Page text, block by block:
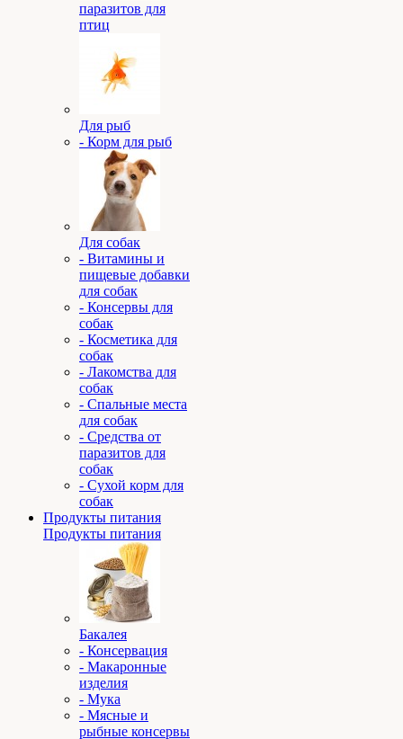
паразитов для
птиц
Для рыб
- Корм для рыб
Для собак
- Витамины и
пищевые добавки
для собак
- Консервы для
собак
- Косметика для
собак
- Лакомства для
собак
- Спальные места
для собак
- Средства от
паразитов для
собак
- Сухой корм для
собак
Продукты питания
Продукты питания
Бакалея
- Консервация
- Макаронные
изделия
- Мука
- Мясные и
рыбные консервы